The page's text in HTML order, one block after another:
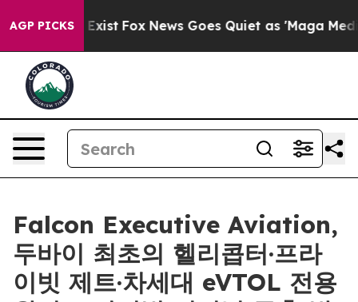
AGP PICKS
They Exist Fox News Goes Quiet as 'Maga Media
Falcon Executive Aviation,
두바이 최초의 헬리콥터·프라
이빗 제트·차세대 eVTOL 전용